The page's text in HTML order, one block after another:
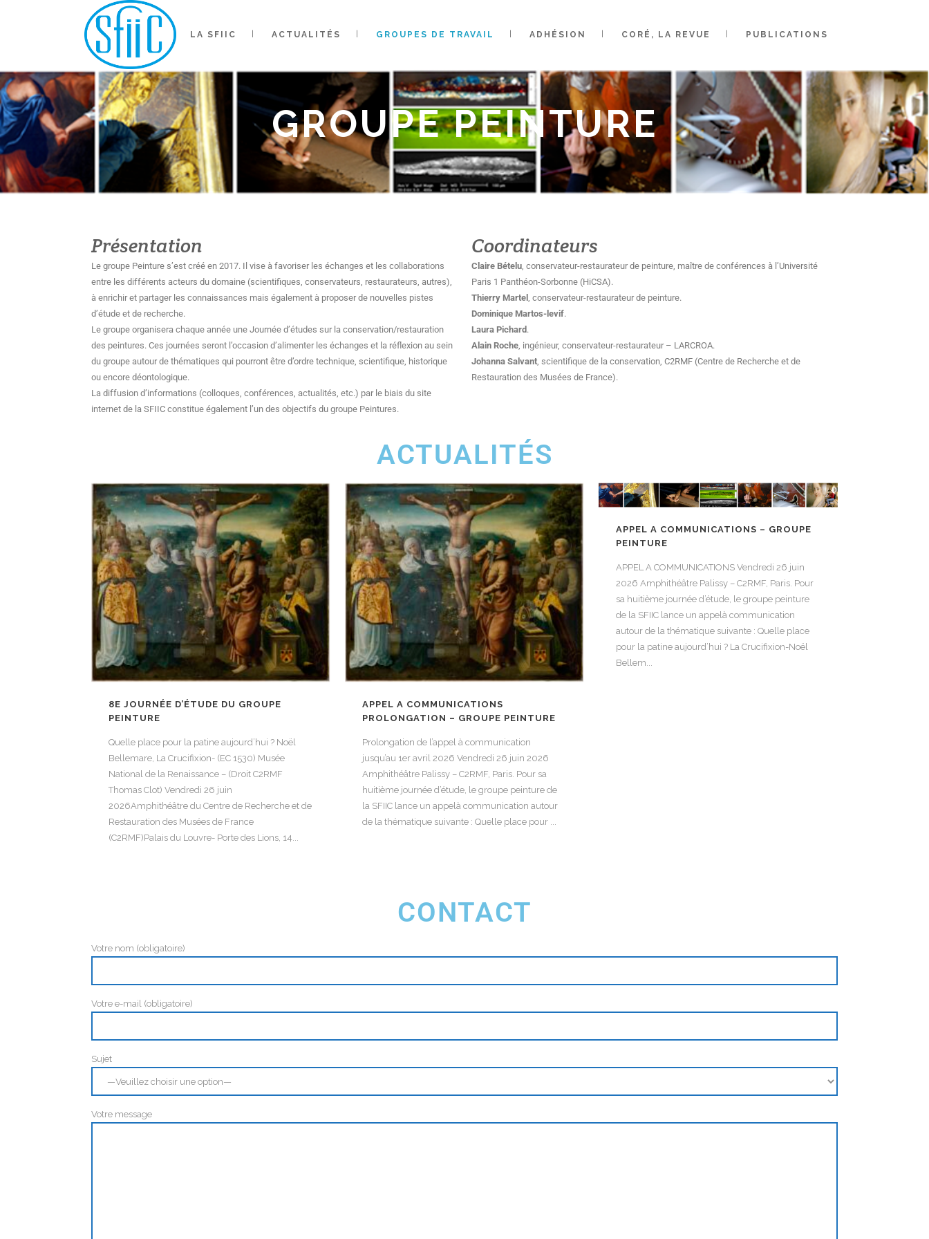
LA SFIIC ACTUALITÉS GROUPES DE TRAVAIL ADHÉSION CORÉ, LA REVUE PUBLICATIONS
GROUPE PEINTURE
Présentation
Le groupe Peinture s’est créé en 2017. Il vise à favoriser les échanges et les collaborations
entre les différents acteurs du domaine (scientifiques, conservateurs, restaurateurs, autres),
à enrichir et partager les connaissances mais également à proposer de nouvelles pistes
d’étude et de recherche.
Le groupe organisera chaque année une Journée d’études sur la conservation/restauration
des peintures. Ces journées seront l’occasion d’alimenter les échanges et la réflexion au sein
du groupe autour de thématiques qui pourront être d’ordre technique, scientifique, historique
ou encore déontologique.
La diffusion d’informations (colloques, conférences, actualités, etc.) par le biais du site
internet de la SFIIC constitue également l’un des objectifs du groupe Peintures.
Coordinateurs
Claire Bételu , conservateur-restaurateur de peinture, maître de conférences à l’Université
Paris 1 Panthéon-Sorbonne (HiCSA).
Thierry Martel , conservateur-restaurateur de peinture.
Dominique Martos-levif.
Laura Pichard .
Alain Roche , ingénieur, conservateur-restaurateur – LARCROA.
Johanna Salvant , scientifique de la conservation, C2RMF (Centre de Recherche et de
Restauration des Musées de France).
ACTUALITÉS
8E JOURNÉE D’ÉTUDE DU GROUPE
PEINTURE
Quelle place pour la patine aujourd’hui ? Noël
Bellemare, La Crucifixion- (EC 1530) Musée
National de la Renaissance – (Droit C2RMF
Thomas Clot) Vendredi 26 juin
2026Amphithéâtre du Centre de Recherche et de
Restauration des Musées de France
(C2RMF)Palais du Louvre- Porte des Lions, 14...
APPEL A COMMUNICATIONS
PROLONGATION – GROUPE PEINTURE
Prolongation de l’appel à communication
jusqu’au 1er avril 2026 Vendredi 26 juin 2026
Amphithéâtre Palissy – C2RMF, Paris. Pour sa
huitième journée d’étude, le groupe peinture de
la SFIIC lance un appelà communication autour
de la thématique suivante : Quelle place pour ...
APPEL A COMMUNICATIONS – GROUPE
PEINTURE
APPEL A COMMUNICATIONS Vendredi 26 juin
2026 Amphithéâtre Palissy – C2RMF, Paris. Pour
sa huitième journée d’étude, le groupe peinture
de la SFIIC lance un appelà communication
autour de la thématique suivante : Quelle place
pour la patine aujourd’hui ? La Crucifixion-Noël
Bellem...
CONTACT
Votre nom (obligatoire)
Votre e-mail (obligatoire)
Sujet
Votre message